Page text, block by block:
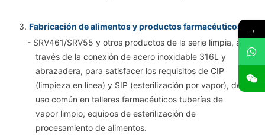
3. Fabricación de alimentos y productos farmacéuticos
- SRV461/SRV55 y otros productos de la serie limpia, a
través de la conexión de acero inoxidable 316L y
abrazadera, para satisfacer los requisitos de CIP
(limpieza en línea) y SIP (esterilización por vapor), de
uso común en talleres farmacéuticos tuberías de
vapor limpio, equipos de esterilización de
procesamiento de alimentos.
→